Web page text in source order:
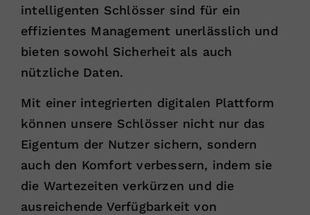
intelligenten Schlösser sind für ein
effizientes Management unerlässlich und
bieten sowohl Sicherheit als auch
nützliche Daten.
Mit einer integrierten digitalen Plattform
können unsere Schlösser nicht nur das
Eigentum der Nutzer sichern, sondern
auch den Komfort verbessern, indem sie
die Wartezeiten verkürzen und die
ausreichende Verfügbarkeit von